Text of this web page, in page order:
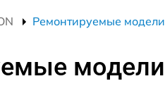
Ремонтируемые модели
модели